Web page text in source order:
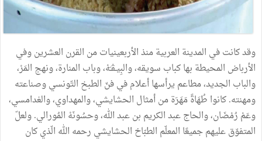
وقدكانتفي المدينة العربيةمنذالأربعينياتمن القرن العشرينوفي
الأرباض المحيطة بهاكباب سويقه،والبِيـڤـَهْ،وباب المنارة،ونهج المَرْ،
والباب الجديد،مطاعم يرأسهاأعلامفيفنّ الطبخ التّونسيوصناعته
ومهنته.كانوا طُهَاةًمَهَرَةمنأمثال الحشايشي،والمهداوي،والغدامسي،
وعَمْ رُمْضَان،والحاجعبدالكريم بنعبدالله،وحسُونَهْ المُورالي.ولعلّ
المتفوّقعليهمجميعًا المعلّم الطبّاخ الحشايشي رحمه الله الّذيكان